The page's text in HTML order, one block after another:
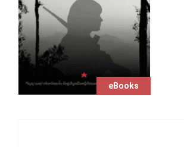
eBooks